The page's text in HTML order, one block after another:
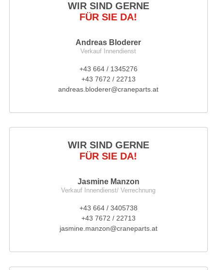
WIR SIND GERNE
FÜR SIE DA!
Andreas Bloderer
Verkauf Innendienst
+43 664 / 1345276
+43 7672 / 22713
andreas.bloderer@craneparts.at
WIR SIND GERNE
FÜR SIE DA!
Jasmine Manzon
Verkauf Innendienst/ Verrechnung
+43 664 / 3405738
+43 7672 / 22713
jasmine.manzon@craneparts.at